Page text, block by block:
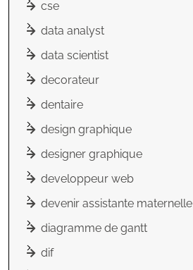
cse
data analyst
data scientist
decorateur
dentaire
design graphique
designer graphique
developpeur web
devenir assistante maternelle
diagramme de gantt
dif